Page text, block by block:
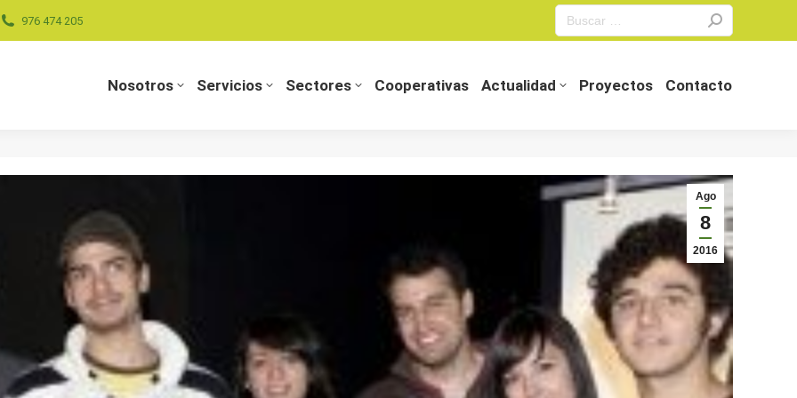
976 474 205
Search:
Nosotros Servicios Sectores Cooperativas Actualidad Proyectos Contacto
Ago
8
2016
Actualidad Proyectos Contacto